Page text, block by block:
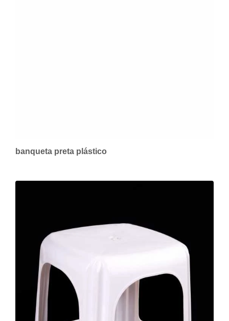
banqueta preta plástico